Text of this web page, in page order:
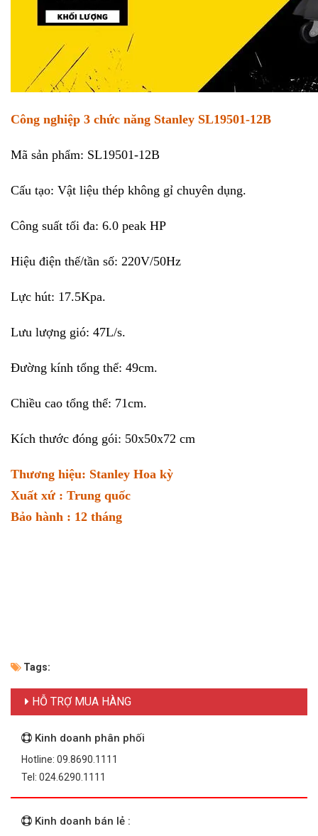
Công nghiệp 3 chức năng Stanley SL19501-12B
Mã sản phẩm: SL19501-12B
Cấu tạo: Vật liệu thép không gỉ chuyên dụng.
Công suất tối đa: 6.0 peak HP
Hiệu điện thế/tần số: 220V/50Hz
Lực hút: 17.5Kpa.
Lưu lượng gió: 47L/s.
Đường kính tổng thể: 49cm.
Chiều cao tổng thể: 71cm.
Kích thước đóng gói: 50x50x72 cm
Thương hiệu: Stanley Hoa kỳ
Xuất xứ : Trung quốc
Bảo hành : 12 tháng
Tags:
HỖ TRỢ MUA HÀNG
Kinh doanh phân phối
Hotline: 09.8690.1111
Tel: 024.6290.1111
Kinh doanh bán lẻ :